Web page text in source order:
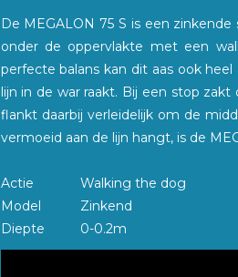
De MEGALON 75 S is een
onder de oppervlakte met een
perfecte balans kan dit aas ook
lijn in de war raakt. Bij een stop
flankt daarbij verleidelijk om de
vermoeid aan de lijn hangt, is de
Actie Walking the dog
Model
Zinkend
Diepte
0-0.2m